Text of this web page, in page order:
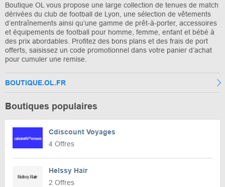
Boutique OL vous propose une large collection de tenues de match
dérivées du club de football de Lyon, une sélection de vêtements
d’entraînements ainsi qu’une gamme de prêt-à-porter, accessoires
et équipements de football pour homme, femme, enfant et bébé à
des prix abordables. Profitez des bons plans et des frais de port
offerts, saisissez un code promotionnel dans votre panier d’achat
pour cumuler une remise.
BOUTIQUE.OL.FR
Boutiques populaires
Cdiscount Voyages
4 Offres
Helssy Hair
2 Offres